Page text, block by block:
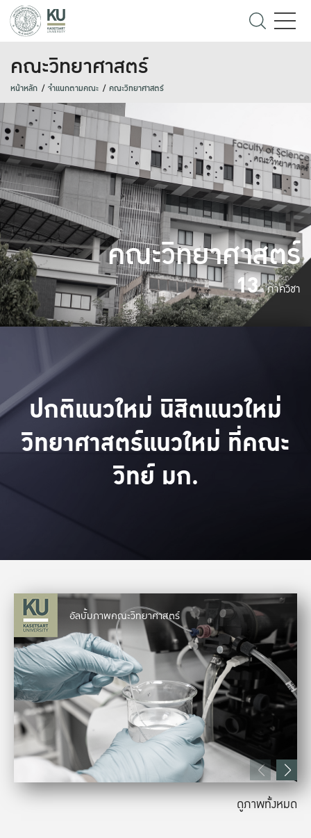
คณะวิทยาศาสตร์
หน้าหลัก จำแนกตามคณะ คณะวิทยาศาสตร์
คณะวิทยาศาสตร์
13 ภาควิชา
ปกติแนวใหม่ นิสิตแนวใหม่
วิทยาศาสตร์แนวใหม่ ที่คณะ
วิทย์ มก.
อัลบั้มภาพคณะวิทยาศาสตร์
ดูภาพทั้งหมด